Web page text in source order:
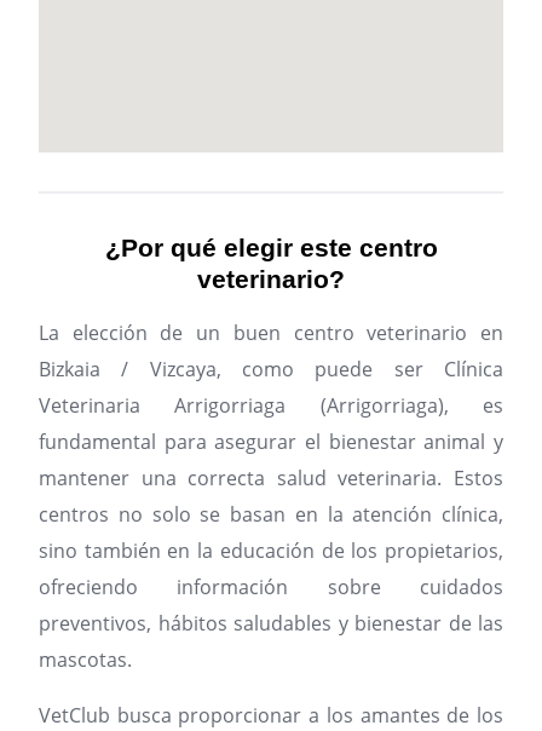
¿Por qué elegir este centro
veterinario?
La elección de un buen centro veterinario en
Bizkaia / Vizcaya, como puede ser Clínica
Veterinaria Arrigorriaga (Arrigorriaga), es
fundamental para asegurar el bienestar animal y
mantener una correcta salud veterinaria. Estos
centros no solo se basan en la atención clínica,
sino también en la educación de los propietarios,
ofreciendo información sobre cuidados
preventivos, hábitos saludables y bienestar de las
mascotas.
VetClub busca proporcionar a los amantes de los